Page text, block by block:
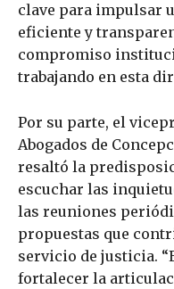
clave para impulsar
eficiente y
compromiso
trabajando en esta
Por su parte, el
Abogados de
resaltó la
escuchar las
las reuniones
propuestas que
servicio de justicia.
fortalecer la